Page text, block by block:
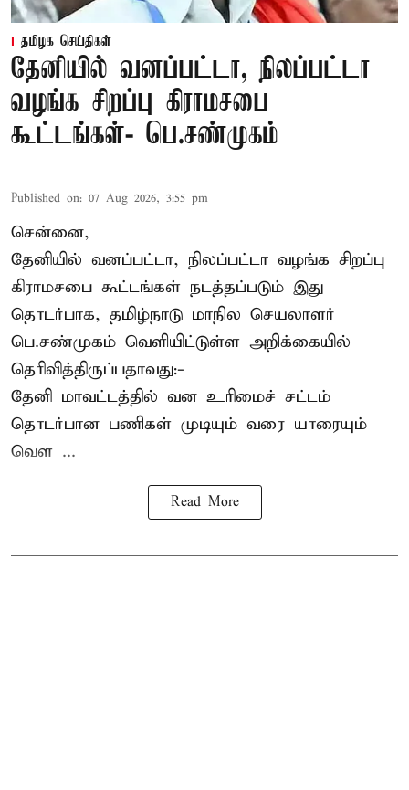
தமிழக செய்திகள்
தேனியில் வனப்பட்டா, நிலப்பட்டா
வழங்க சிறப்பு கிராமசபை
கூட்டங்கள்- பெ.சண்முகம்
Published on: 07 Aug 2026, 3:55 pm
சென்னை,
தேனியில் வனப்பட்டா, நிலப்பட்டா வழங்க சிறப்பு
கிராமசபை கூட்டங்கள் நடத்தப்படும் இது
தொடர்பாக, தமிழ்நாடு மாநில செயலாளர்
பெ.சண்முகம் வெளியிட்டுள்ள அறிக்கையில்
தெரிவித்திருப்பதாவது:-
தேனி மாவட்டத்தில் வன உரிமைச் சட்டம்
தொடர்பான பணிகள் முடியும் வரை யாரையும்
வெள ...
Read More